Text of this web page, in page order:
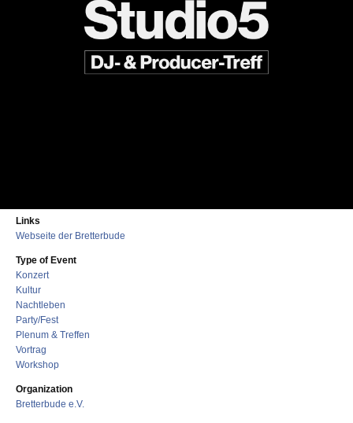
Links
Webseite der Bretterbude
Type of Event
Konzert
Kultur
Nachtleben
Party/Fest
Plenum & Treffen
Vortrag
Workshop
Organization
Bretterbude e.V.